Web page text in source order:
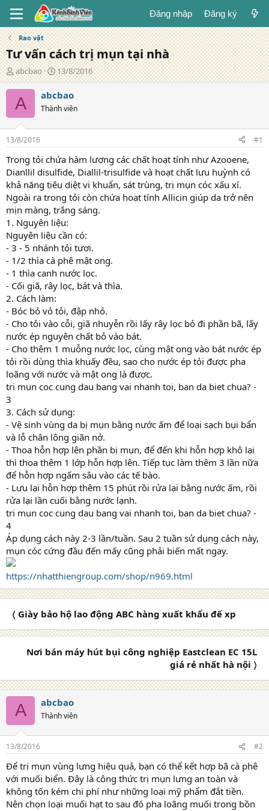
Đăng nhập Đăng ký
Rao vặt
Tư vấn cách trị mụn tại nhà
T
á
c
g
ả
abcbao
N
g
à
y
đ
g
13/8/2016
A abcbao
Thành viên
13/8/2016 #1
Trong tỏi chứa hàm lượng các chất hoạt tính như Azooene,
Dianllil disulfide, Diallil-trisulfide và hoạt chất lưu huỳnh có
khả năng tiêu diệt vi khuẩn, sát trùng, trị mụn cóc xấu xí.
Ngoài ra trong tỏi còn chứa hoạt tính Allicin giúp da trở nên
mịn màng, trắng sáng.
1. Nguyên liệu:
Nguyên liệu cần có:
- 3 - 5 nhánh tỏi tươi.
- 1/2 thìa cà phê mật ong.
- 1 thìa canh nước lọc.
- Cối giã, rây lọc, bát và thìa.
2. Cách làm:
- Bóc bỏ vỏ tỏi, đập nhỏ.
- Cho tỏi vào cỗi, giã nhuyễn rồi lấy rây lọc bỏ đi phần bã, lấy
nước ép nguyên chất bỏ vào bát.
- Cho thêm 1 muỗng nước lọc, cùng mật ong vào bát nước ép
tỏi rồi dùng thìa khuấy đều, sao cho nước ép tỏi được pha
loãng với nước và mật ong là được.
tri mun coc cung dau bang vai nhanh toi, ban da biet chua? -
3
3. Cách sử dụng:
- Vệ sinh vùng da bị mụn bằng nước ấm để loại sạch bụi bẩn
và lỗ chân lông giãn nở.
- Thoa hỗn hợp lên phần bị mụn, để đến khi hỗn hợp khô lại
thì thoa thêm 1 lớp hỗn hợp lên. Tiếp tục làm thêm 3 lần nữa
để hỗn hợp ngấm sâu vào các tế bào.
- Lưu lại hỗn hợp thêm 15 phút rồi rửa lại bằng nước ấm, rồi
rửa lại lần cuối bằng nước lạnh.
tri mun coc cung dau bang vai nhanh toi, ban da biet chua? -
4
Áp dụng cách này 2-3 lần/tuần. Sau 2 tuần sử dụng cách này,
mụn cóc cứng đầu đến mấy cũng phải biến mất ngay.
https://nhatthiengroup.com/shop/n969.html
〈 Giày bảo hộ lao động ABC hàng xuất khẩu đế xp
Nơi bán máy hút bụi công nghiệp Eastclean EC 15L
giá rẻ nhất hà nội 〉
A abcbao
Thành viên
13/8/2016 #2
Để trị mụn vùng lưng hiệu quả, bạn có thể kết hợp bã cà phê
với muối biển. Đây là công thức trị mụn lưng an toàn và
không tốn kém chi phí như những loại mỹ phẩm đắt tiền.
Nên chọn loại muối hạt to sau đó pha loãng muối trong bồn